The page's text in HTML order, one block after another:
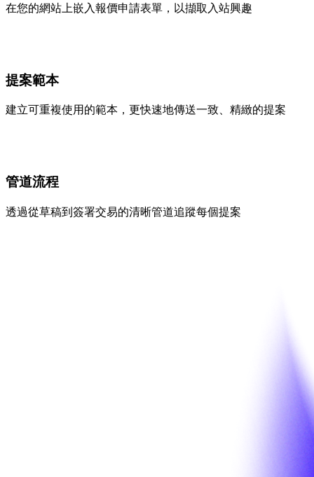
在您的網站上嵌入報價申請表單，以擷取入站興趣
提案範本
建立可重複使用的範本，更快速地傳送一致、精緻的提案
管道流程
透過從草稿到簽署交易的清晰管道追蹤每個提案